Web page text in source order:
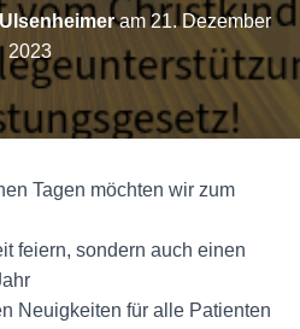
S
H
A
am 21. Dezember
2023
Tagen möchten wir zum
feiern, sondern auch einen
Neuigkeiten für alle Patienten